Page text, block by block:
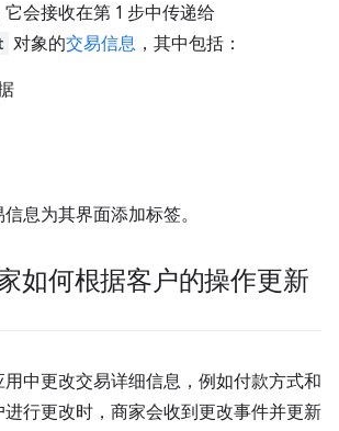
会接收在第 1 步中传递给
对象的交易信息 ，其中包括：
息为其界面添加标签。
如何根据客户的操作更新
中更改交易详细信息，例如付款方式和
行更改时，商家会收到更改事件并更新